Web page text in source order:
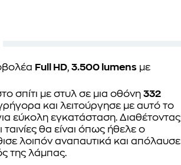
Full HD, 3.500 lumens με
σπίτι με στυλ σε μια οθόνη 332
και λειτούργησε με αυτό το
εύκολη εγκατάσταση. Διαθέτοντας
ταινίες θα είναι όπως ήθελε ο
λοιπόν αναπαυτικά και απόλαυσε
της λάμπας.